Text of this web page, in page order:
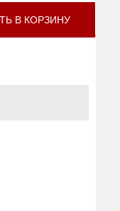
В КОРЗИНУ